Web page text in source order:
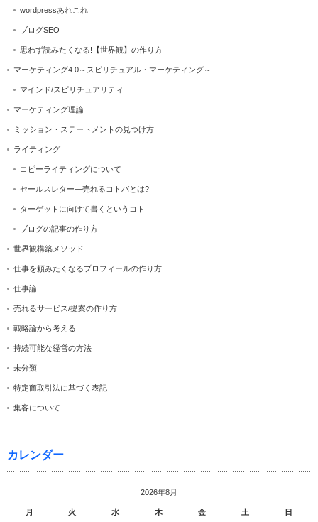
wordpressあれこれ
ブログSEO
思わず読みたくなる!【世界観】の作り方
マーケティング4.0～スピリチュアル・マーケティング～
マインド/スピリチュアリティ
マーケティング理論
ミッション・ステートメントの見つけ方
ライティング
コピーライティングについて
セールスレター―売れるコトバとは?
ターゲットに向けて書くというコト
ブログの記事の作り方
世界観構築メソッド
仕事を頼みたくなるプロフィールの作り方
仕事論
売れるサービス/提案の作り方
戦略論から考える
持続可能な経営の方法
未分類
特定商取引法に基づく表記
集客について
カレンダー
2026年8月
月 火 水 木 金 土 日